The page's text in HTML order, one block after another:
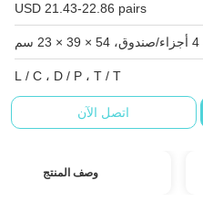
USD 21.43-22.86 pairs
L / C ، D / P ، T / T
اتصل الآن
وصف المنتج